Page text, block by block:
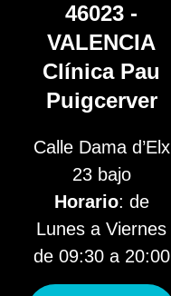
46023 -
VALENCIA
Clínica Pau
Puigcerver
Calle Dama d’Elx
23 bajo
Horario: de
Lunes a Viernes
de 09:30 a 20:00